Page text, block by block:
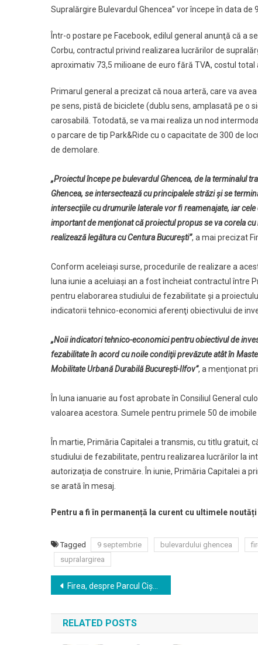
Supralărgire Bulevardul Ghencea” vor începe în data
Într-o postare pe Facebook, edilul general anunţă că a
Corbu, contractul privind realizarea lucrărilor de
aproximativ 73,5 milioane de euro fără TVA, costul
Primarul general a precizat că noua arteră, care va
pe sens, pistă de biciclete (dublu sens, amplasată pe o
carosabilă. Totodată, se va mai realiza un nod
o parcare de tip Park&Ride cu o capacitate de 300 de
de demolare.
„Proiectul începe pe bulevardul Ghencea, de la terminalul
Ghencea, se intersectează cu principalele străzi şi se
intersecţiile cu drumurile laterale vor fi reamenajate, iar
important de menţionat că proiectul propus se va corela
realizează legătura cu Centura Bucureşti”, a mai precizat
Conform aceleiaşi surse, procedurile de realizare a
luna iunie a aceluiaşi an a fost încheiat contractul între
pentru elaborarea studiului de fezabilitate şi a
indicatorii tehnico-economici aferenţi obiectivului de
„Noii indicatori tehnico-economici pentru obiectivul de
fezabilitate în acord cu noile condiţii prevăzute atât în
Mobilitate Urbană Durabilă Bucureşti-Ilfov”, a menţionat
În luna ianuarie au fost aprobate în Consiliul General
valoarea acestora. Sumele pentru primele 50 de
În martie, Primăria Capitalei a transmis, cu titlu gratuit,
studiului de fezabilitate, pentru realizarea lucrărilor la
autorizaţia de construire. În iunie, Primăria Capitalei a
se arată în mesaj.
Pentru a fi în permanență la curent cu ultimele
Tagged 9 septembrie bulevardului ghencea
supralargirea
Navigare
în
articole
Firea, despre Parcul Cişmigiu: Cu cei care continuă minciuna cu defrişările mă voi vedea direct la tribunal
RELATED POSTS